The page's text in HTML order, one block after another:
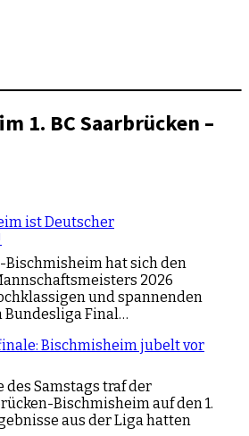
1. BC Saarbrücken –
ist Deutscher
Bischmisheim hat sich den
2026
und spannenden
Bundesliga Final…
Bischmisheim jubelt vor
Samstags traf der
Bischmisheim auf den 1.
aus der Liga hatten